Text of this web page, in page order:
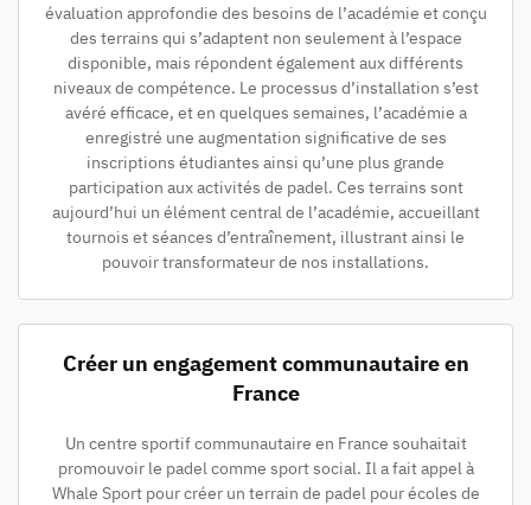
évaluation approfondie des besoins de l’académie et conçu
des terrains qui s’adaptent non seulement à l’espace
disponible, mais répondent également aux différents
niveaux de compétence. Le processus d’installation s’est
avéré efficace, et en quelques semaines, l’académie a
enregistré une augmentation significative de ses
inscriptions étudiantes ainsi qu’une plus grande
participation aux activités de padel. Ces terrains sont
aujourd’hui un élément central de l’académie, accueillant
tournois et séances d’entraînement, illustrant ainsi le
pouvoir transformateur de nos installations.
Créer un engagement communautaire en
France
Un centre sportif communautaire en France souhaitait
promouvoir le padel comme sport social. Il a fait appel à
Whale Sport pour créer un terrain de padel pour écoles de